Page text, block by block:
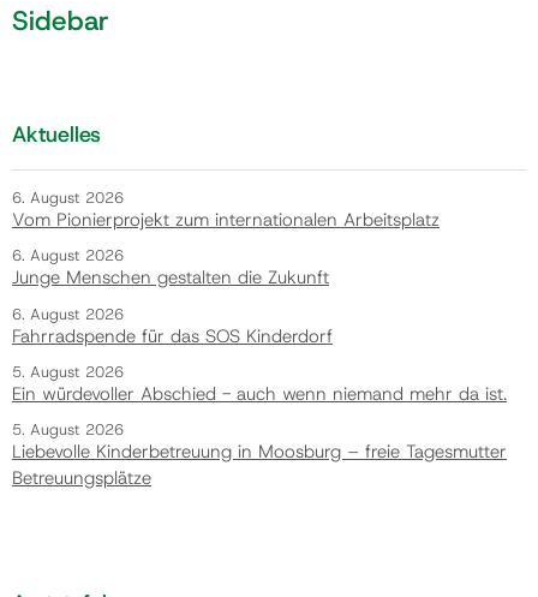
Sidebar
Aktuelles
6. August 2026
Vom Pionierprojekt zum internationalen Arbeitsplatz
6. August 2026
Junge Menschen gestalten die Zukunft
6. August 2026
Fahrradspende für das SOS Kinderdorf
5. August 2026
Ein würdevoller Abschied - auch wenn niemand mehr da ist.
5. August 2026
Liebevolle Kinderbetreuung in Moosburg – freie Tagesmutter
Betreuungsplätze